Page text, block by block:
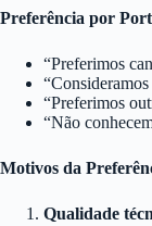
Preferência por
“Preferimos
“Preferimos
“Não
Motivos da
Qualidade